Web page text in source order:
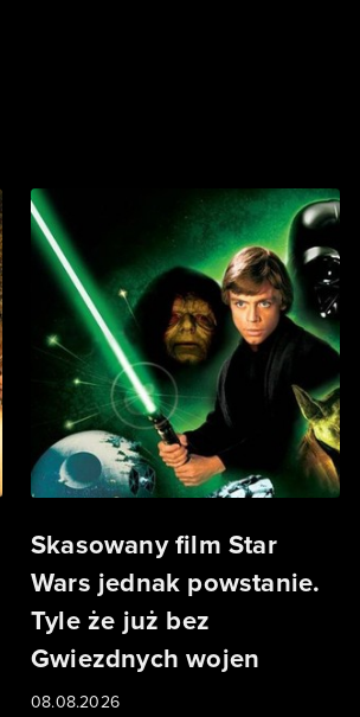
Skasowany film Star
Wars jednak powstanie.
Tyle że już bez
Gwiezdnych wojen
08.08.2026